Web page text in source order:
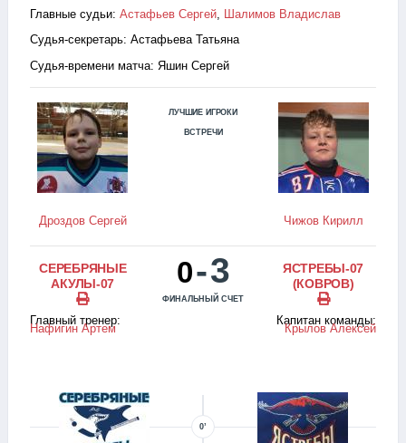
Главные судьи: Астафьев Сергей
Шалимов Владислав
Судья-секретарь: Астафьева Татьяна
Судья-времени матча: Яшин Сергей
Дроздов Сергей
ЛУЧШИЕ ИГРОКИ
ВСТРЕЧИ
Чижов Кирилл
СЕРЕБРЯНЫЕ
АКУЛЫ-07
Главный тренер:
Нафигин Артем
0-3
ФИНАЛЬНЫЙ СЧЕТ
ЯСТРЕБЫ-07
(КОВРОВ)
Капитан команды:
Крылов Алексей
0’